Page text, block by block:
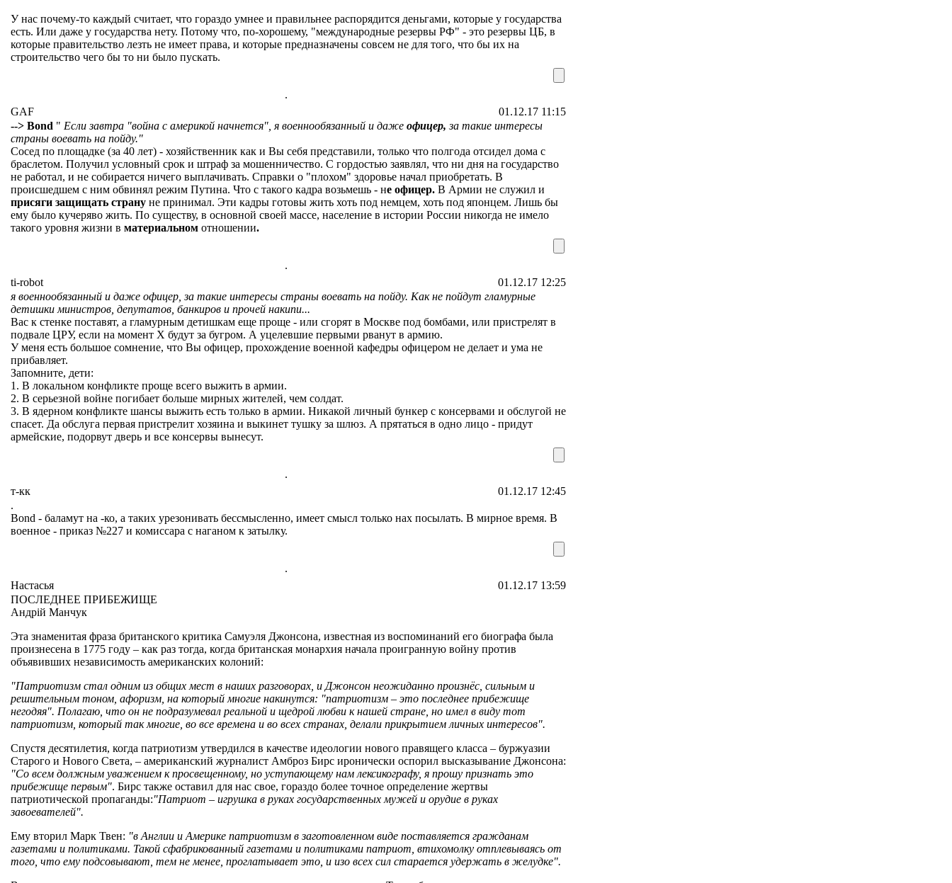
У нас почему-то каждый считает, что гораздо умнее и правильнее распорядится деньгами, которые у государства
есть. Или даже у государства нету. Потому что, по-хорошему, "международные резервы РФ" - это резервы ЦБ, в
которые правительство лезть не имеет права, и которые предназначены совсем не для того, что бы их на
строительство чего бы то ни было пускать.
.
GAF
01.12.17 11:15
--> Bond " Если завтра "война с америкой начнется", я военнообязанный и даже офицер, за такие интересы
страны воевать на пойду."
Сосед по площадке (за 40 лет) - хозяйственник как и Вы себя представили, только что полгода отсидел дома с
браслетом. Получил условный срок и штраф за мошенничество. С гордостью заявлял, что ни дня на государство
не работал, и не собирается ничего выплачивать. Справки о "плохом" здоровье начал приобретать. В
происшедшем с ним обвинял режим Путина. Что с такого кадра возьмешь - не офицер. В Армии не служил и
присяги защищать страну не принимал. Эти кадры готовы жить хоть под немцем, хоть под японцем. Лишь бы
ему было кучеряво жить. По существу, в основной своей массе, население в истории России никогда не имело
такого уровня жизни в материальном отношении.
.
ti-robot
01.12.17 12:25
я военнообязанный и даже офицер, за такие интересы страны воевать на пойду. Как не пойдут гламурные
детишки министров, депутатов, банкиров и прочей накипи...
Вас к стенке поставят, а гламурным детишкам еще проще - или сгорят в Москве под бомбами, или пристрелят в
подвале ЦРУ, если на момент Х будут за бугром. А уцелевшие первыми рванут в армию.
У меня есть большое сомнение, что Вы офицер, прохождение военной кафедры офицером не делает и ума не
прибавляет.
Запомните, дети:
1. В локальном конфликте проще всего выжить в армии.
2. В серьезной войне погибает больше мирных жителей, чем солдат.
3. В ядерном конфликте шансы выжить есть только в армии. Никакой личный бункер с консервами и обслугой не
спасет. Да обслуга первая пристрелит хозяина и выкинет тушку за шлюз. А прятаться в одно лицо - придут
армейские, подорвут дверь и все консервы вынесут.
.
т-кк
01.12.17 12:45
.
Bond - баламут на -ко, а таких урезонивать бессмысленно, имеет смысл только нах посылать. В мирное время. В
военное - приказ №227 и комиссара с наганом к затылку.
.
Настасья
01.12.17 13:59
ПОСЛЕДНЕЕ ПРИБЕЖИЩЕ
Андрiй Манчук
Эта знаменитая фраза британского критика Самуэля Джонсона, известная из воспоминаний его биографа была
произнесена в 1775 году – как раз тогда, когда британская монархия начала проигранную войну против
объявивших независимость американских колоний:
"Патриотизм стал одним из общих мест в наших разговорах, и Джонсон неожиданно произнёс, сильным и
решительным тоном, афоризм, на который многие накинутся: "патриотизм – это последнее прибежище
негодяя". Полагаю, что он не подразумевал реальной и щедрой любви к нашей стране, но имел в виду тот
патриотизм, который так многие, во все времена и во всех странах, делали прикрытием личных интересов".
Спустя десятилетия, когда патриотизм утвердился в качестве идеологии нового правящего класса – буржуазии
Старого и Нового Света, – американский журналист Амброз Бирс иронически оспорил высказывание Джонсона:
"Со всем должным уважением к просвещенному, но уступающему нам лексикографу, я прошу признать это
прибежище первым". Бирс также оставил для нас свое, гораздо более точное определение жертвы
патриотической пропаганды:"Патриот – игрушка в руках государственных мужей и орудие в руках
завоевателей".
Ему вторил Марк Твен: "в Англии и Америке патриотизм в заготовленном виде поставляется гражданам
газетами и политиками. Такой сфабрикованный газетами и политиками патриот, втихомолку отплевываясь от
того, что ему подсовывают, тем не менее, проглатывает это, и изо всех сил старается удержать в желудке".